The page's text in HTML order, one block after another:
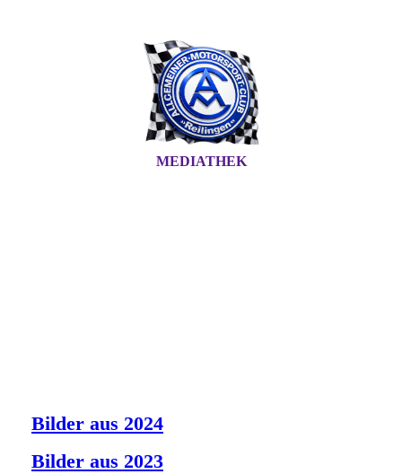
MEDIATHEK
Bilder aus 2024
Bilder aus 2023